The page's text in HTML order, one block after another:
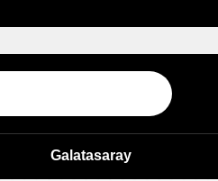
Galatasaray